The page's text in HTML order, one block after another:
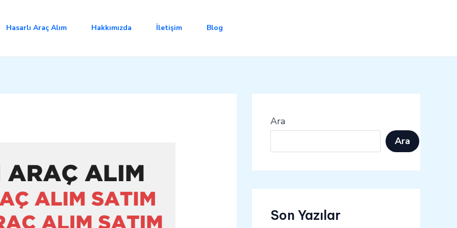
Hasarlı Araç Alım Hakkımızda İletişim Blog
Ara
Ara
Son Yazılar